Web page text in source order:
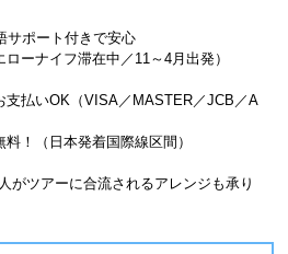
サポート付きで安心
ーナイフ滞在中／11～4月出発）
支払いOK（VISA／MASTER／JCB／A
！（日本発着国際線区間）
がツアーに合流されるアレンジも承り